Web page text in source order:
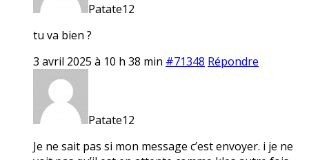
Patate12
tu va bien ?
3 avril 2025 à 10 h 38 min #71348 Répondre
Patate12
Je ne sait pas si mon message c’est envoyer. i je ne